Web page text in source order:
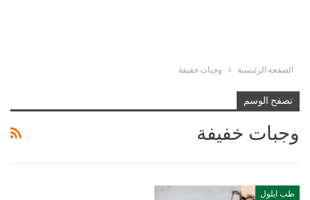
الصفحة الرئيسية وجبات خفيفة
تصفح الوسم
وجبات خفيفة
طب ايلول